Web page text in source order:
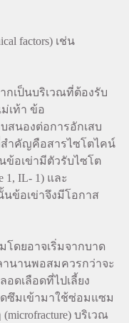
factors) เช่น
กเป็นบริเวณที่ต้องรับ
เท้า ข้อ
สนองต่อการอักเสบ
สำคัญคือสารไซโตไคน์
ข้อเข่ามีตัวรับไซโต
1, IL- 1) และ
นข้อเข่าจึงมีโอกาส
โดยอาจเริ่มจากบาด
านานพอสมควรกว่าจะ
อดเลือดที่ไปเลี้ยง
ซึมเข้ามาใช้ซ่อมแซม
บริเวณ